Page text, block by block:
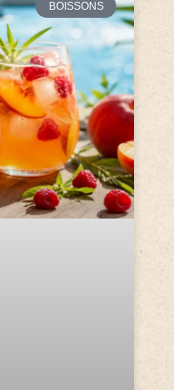
BOISSONS